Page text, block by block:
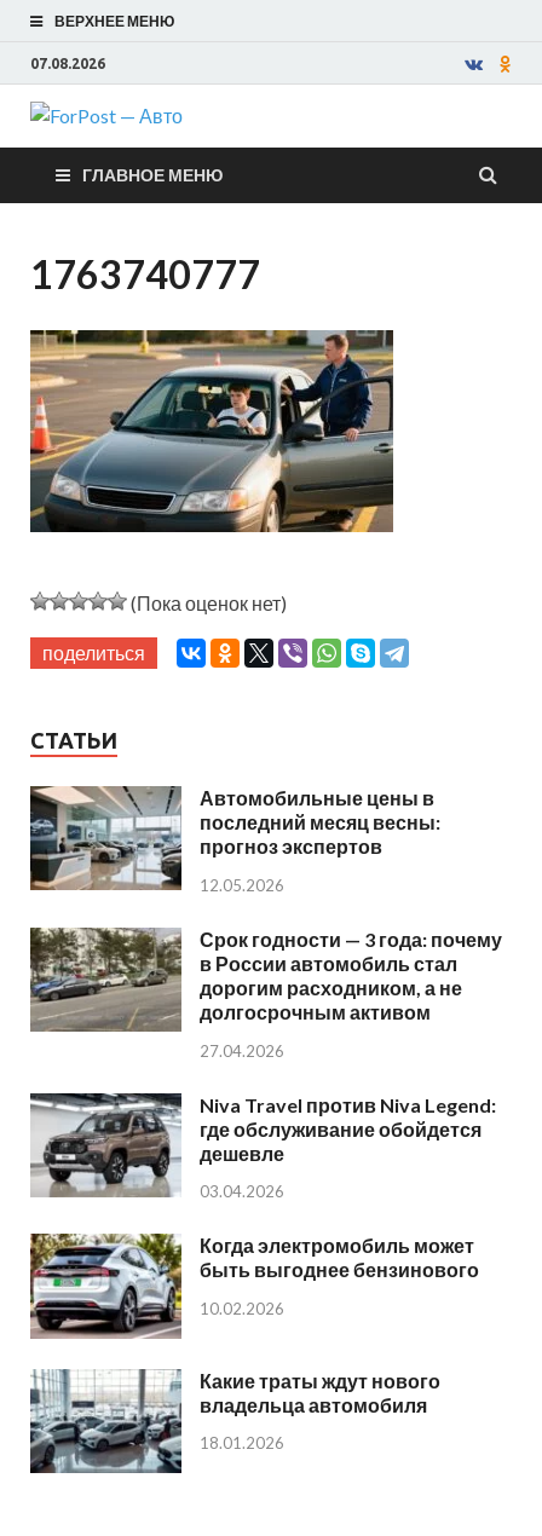
ВЕРХНЕЕ МЕНЮ
07.08.2026
ForPost —
Авто
ГЛАВНОЕ МЕНЮ
1763740777
(Пока оценок нет)
поделиться
СТАТЬИ
Автомобильные цены в
последний месяц весны:
прогноз экспертов
12.05.2026
Срок годности — 3 года: почему
в России автомобиль стал
дорогим расходником, а не
долгосрочным активом
27.04.2026
Niva Travel против Niva Legend:
где обслуживание обойдется
дешевле
03.04.2026
Когда электромобиль может
быть выгоднее бензинового
10.02.2026
Какие траты ждут нового
владельца автомобиля
18.01.2026